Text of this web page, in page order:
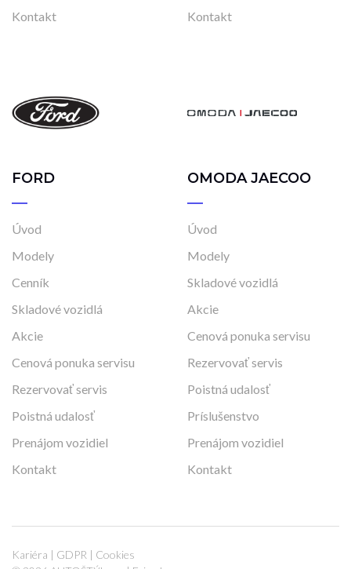
Kontakt
Kontakt
FORD
Úvod
Modely
Cenník
Skladové vozidlá
Akcie
Cenová ponuka servisu
Rezervovať servis
Poistná udalosť
Prenájom vozidiel
Kontakt
OMODA JAECOO
Úvod
Modely
Skladové vozidlá
Akcie
Cenová ponuka servisu
Rezervovať servis
Poistná udalosť
Príslušenstvo
Prenájom vozidiel
Kontakt
Kariéra | GDPR | Cookies